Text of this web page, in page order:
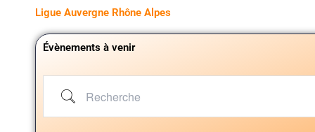
Ligue Auvergne Rhône Alpes
Évènements à venir
Recherche